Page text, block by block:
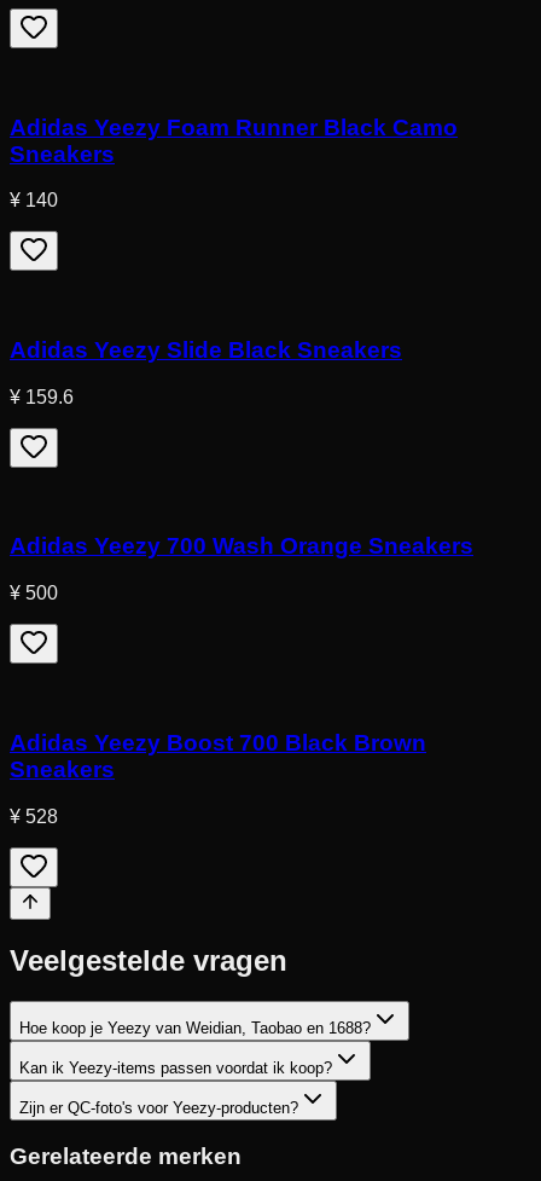
Adidas Yeezy Foam Runner Black Camo
Sneakers
¥ 140
Adidas Yeezy Slide Black Sneakers
¥ 159.6
Adidas Yeezy 700 Wash Orange Sneakers
¥ 500
Adidas Yeezy Boost 700 Black Brown
Sneakers
¥ 528
Veelgestelde vragen
Hoe koop je Yeezy van Weidian, Taobao en 1688?
Kan ik Yeezy-items passen voordat ik koop?
Zijn er QC-foto's voor Yeezy-producten?
Gerelateerde merken